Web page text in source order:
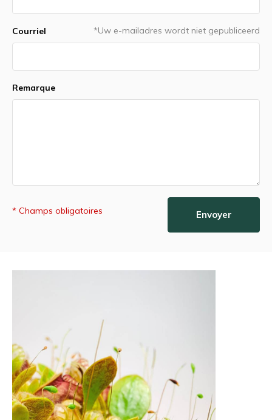
Courriel *Uw e-mailadres wordt niet gepubliceerd
Remarque
* Champs obligatoires Envoyer